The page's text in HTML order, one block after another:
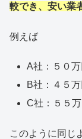
較でき、安い業
例えば
A社：５０万
B社：４５万
C社：５５万
このように同じ